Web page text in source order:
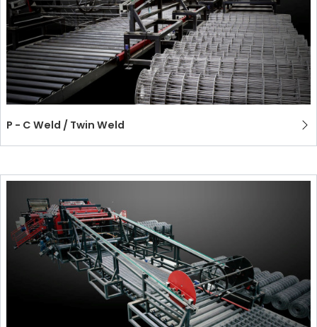
P - C Weld / Twin Weld